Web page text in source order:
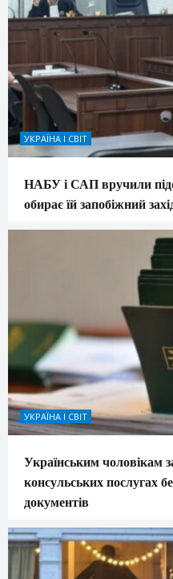
УКРАЇНА І СВІТ
НАБУ і САП вручили
обирає їй запобіжний
УКРАЇНА І СВІТ
Українським чоловікам
консульських послугах
документів